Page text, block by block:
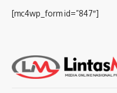
[mc4wp_form id=”847″]